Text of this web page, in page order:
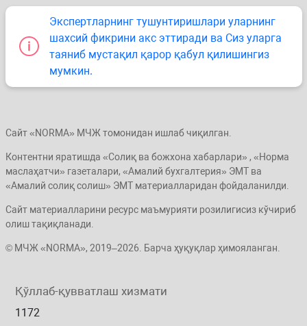
Экспертларнинг тушунтиришлари уларнинг
шахсий фикрини акс эттиради ва Сиз уларга
таяниб мустақил қарор қабул қилишингиз
мумкин.
Сайт «NORMA» МЧЖ томонидан ишлаб чиқилган.
Контентни яратишда «Солиқ ва божхона хабарлари» , «Норма
маслаҳатчи» газеталари, «Амалий бухгалтерия» ЭМТ ва
«Амалий солиқ солиш» ЭМТ материалларидан фойдаланилди.
Сайт материалларини ресурс маъмурияти розилигисиз кўчириб
олиш тақиқланади.
© МЧЖ «NORMA», 2019–2026. Барча ҳуқуқлар ҳимояланган.
Қўллаб-қувватлаш хизмати
1172